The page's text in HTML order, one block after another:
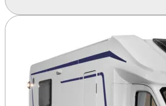
Perché scegliere